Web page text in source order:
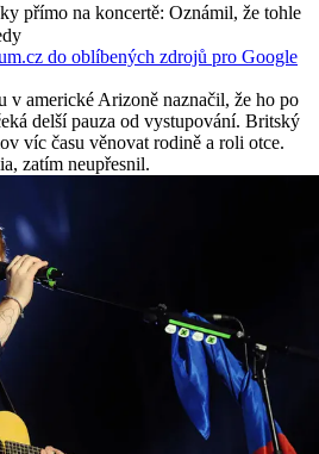
přímo na koncertě: Oznámil, že tohle
do oblíbených zdrojů pro Google
v americké Arizoně naznačil, že ho po
delší pauza od vystupování. Britský
víc času věnovat rodině a roli otce.
zatím neupřesnil.